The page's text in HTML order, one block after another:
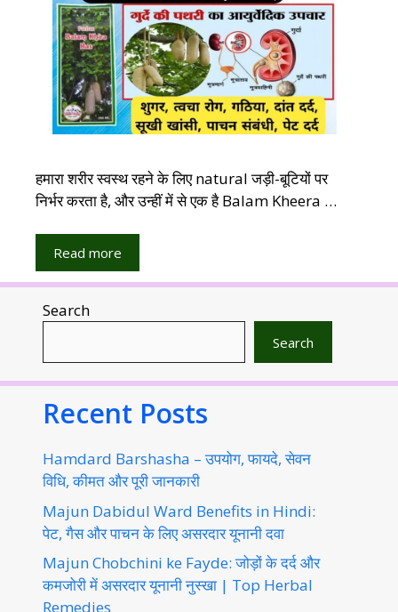
हमारा शरीर स्वस्थ रहने के लिए natural जड़ी-बूटियों पर
निर्भर करता है, और उन्हीं में से एक है Balam Kheera …
Read more
Search
Search
Recent Posts
Hamdard Barshasha – उपयोग, फायदे, सेवन
विधि, कीमत और पूरी जानकारी
Majun Dabidul Ward Benefits in Hindi:
पेट, गैस और पाचन के लिए असरदार यूनानी दवा
Majun Chobchini ke Fayde: जोड़ों के दर्द और
कमजोरी में असरदार यूनानी नुस्खा | Top Herbal
Remedies